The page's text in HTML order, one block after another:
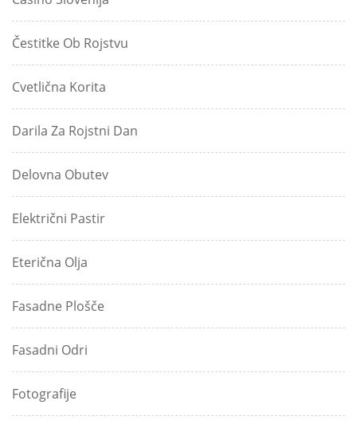
Čestitke Ob Rojstvu
Cvetlična Korita
Darila Za Rojstni Dan
Delovna Obutev
Električni Pastir
Eterična Olja
Fasadne Plošče
Fasadni Odri
Fotografije